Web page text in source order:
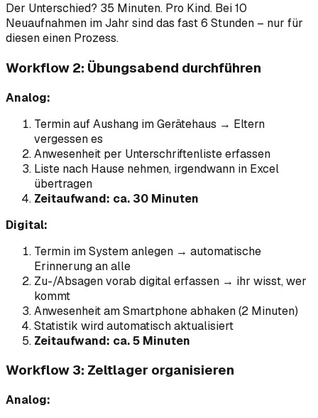
Der Unterschied? 35 Minuten. Pro Kind. Bei 10
Neuaufnahmen im Jahr sind das fast 6 Stunden – nur für
diesen einen Prozess.
Workflow 2: Übungsabend durchführen
Analog:
Termin auf Aushang im Gerätehaus → Eltern
vergessen es
Anwesenheit per Unterschriftenliste erfassen
Liste nach Hause nehmen, irgendwann in Excel
übertragen
Zeitaufwand: ca. 30 Minuten
Digital:
Termin im System anlegen → automatische
Erinnerung an alle
Zu-/Absagen vorab digital erfassen → ihr wisst, wer
kommt
Anwesenheit am Smartphone abhaken (2 Minuten)
Statistik wird automatisch aktualisiert
Zeitaufwand: ca. 5 Minuten
Workflow 3: Zeltlager organisieren
Analog: